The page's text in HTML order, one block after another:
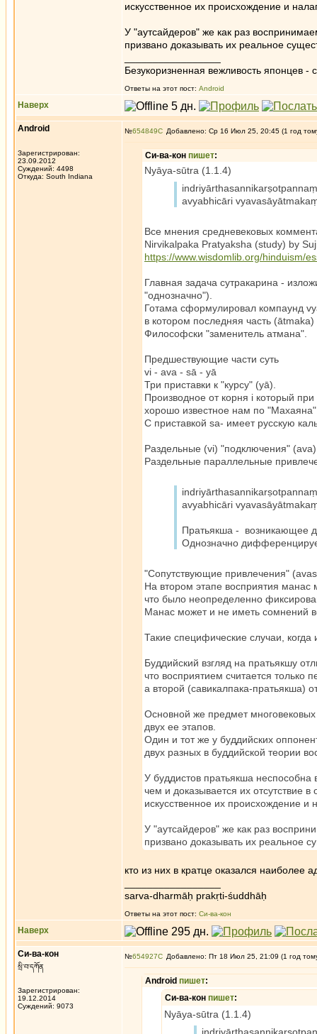
искусственное их происхождение и
У "аутсайдеров" же как раз
призвано доказывать их реальное
Безукоризненная вежливость японцев -
Ответы на этот пост: Android
Наверх
Android
Зарегистрирован:
23.09.2012
Суждений: 4498
Откуда: South Indiana
№654849 Добавлено: Ср 16 Июл 25, 20:45 (1 год
Си-ва-кон пишет:
Nyāya-sūtra (1.1.4)
avyabhicāri
Все мнения средневековых
Nirvikalpaka Pratyaksha (study) by
https://www.wisdomlib.org/hinduism/
Главная задача сутракарина -
"однозначно").
Готама сформулировал компаунд
в котором последняя часть
Философски "заменитель атмана".
Предшествующие части суть
vi - ava - sā - yā
Три приставки к "курсу" (yā).
Производное от корня i который
хорошо известное нам по
С приставкой sa- имеет русскую
Раздельные (vi) "подключения" (ava)
Раздельные параллельные
avyabhicāri
Пратьякша - возникающее
Однозначно
"Сопутствующие привлечения"
На втором этапе восприятия
что было неопределенно
Манас может и не иметь сомнений
Такие специфические случаи,
Буддийский взгляд на пратьякшу
что восприятием считается только
а второй (савикалпака-пратьякша)
Основной же предмет
двух ее этапов.
Один и тот же у буддийских
двух разных в буддийской теории
У буддистов пратьякша неспособна
чем и доказывается их отсутствие в
искусственное их происхождение
У "аутсайдеров" же как раз
призвано доказывать их реальное
кто из них в кратце оказался
sarva-dharmāḥ prakṛti-śuddhāḥ
Ответы на этот пост: Си-ва-кон
Наверх
Си-ва-кон
སྲི་བ་དཀོན
Зарегистрирован:
19.12.2014
Суждений: 9073
№654927 Добавлено: Пт 18 Июл 25, 21:09 (1 год
Android пишет:
Си-ва-кон пишет:
Nyāya-sūtra (1.1.4)